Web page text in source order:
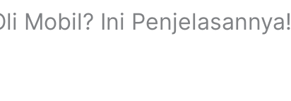
Mobil? Ini Penjelasannya!